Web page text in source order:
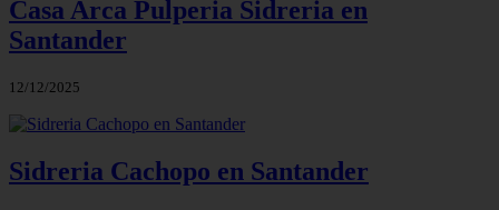
Casa Arca Pulperia Sidreria en
Santander
12/12/2025
Sidreria Cachopo en Santander